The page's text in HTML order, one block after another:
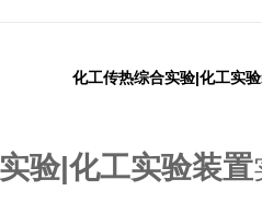
化工传热综合实验|化工实
验|化工实验装置